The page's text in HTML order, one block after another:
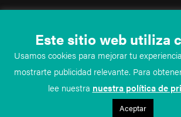
Términos y condiciones de uso
Política de uso aceptable del sitio web
Este sitio web utiliza
Usamos cookies para mejorar tu
mostrarte publicidad relevante. Para
lee nuestra nuestra política de
Aceptar